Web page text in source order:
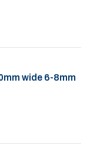
wide 6-8mm